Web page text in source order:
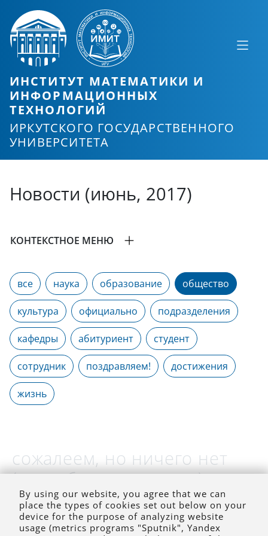
ИНСТИТУТ МАТЕМАТИКИ И
ИНФОРМАЦИОННЫХ
ТЕХНОЛОГИЙ
ИРКУТСКОГО ГОСУДАРСТВЕННОГО
УНИВЕРСИТЕТА
Новости (июнь, 2017)
КОНТЕКСТНОЕ МЕНЮ
все наука образование общество
культура официально подразделения
кафедры абитуриент студент
сотрудник поздравляем! достижения
жизнь
сожалеем, но ничего нет
(на выбранное время)
By using our website, you agree that we can
place the types of cookies set out below on your
device for the purpose of analyzing website
usage (metrics programs "Sputnik", Yandex